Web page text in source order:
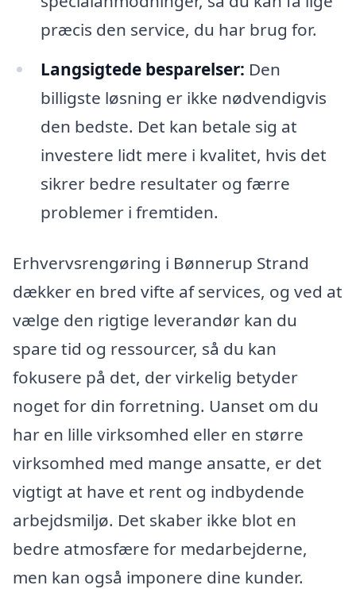
præcis den service, du har brug for.
Langsigtede besparelser: Den
billigste løsning er ikke nødvendigvis
den bedste. Det kan betale sig at
investere lidt mere i kvalitet, hvis det
sikrer bedre resultater og færre
problemer i fremtiden.
Erhvervsrengøring i Bønnerup Strand
dækker en bred vifte af services, og ved at
vælge den rigtige leverandør kan du
spare tid og ressourcer, så du kan
fokusere på det, der virkelig betyder
noget for din forretning. Uanset om du
har en lille virksomhed eller en større
virksomhed med mange ansatte, er det
vigtigt at have et rent og indbydende
arbejdsmiljø. Det skaber ikke blot en
bedre atmosfære for medarbejderne,
men kan også imponere dine kunder.